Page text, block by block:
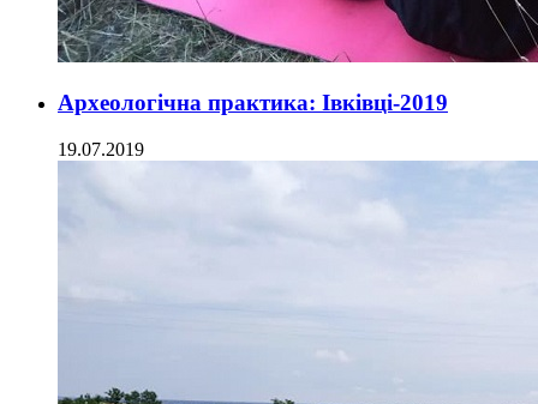
Археологічна практика: Івківці-2019
19.07.2019